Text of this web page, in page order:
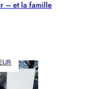
– et la famille